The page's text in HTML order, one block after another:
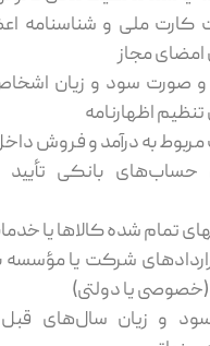
کارت ملی و شناسنامه
مجاز
و صورت سود و زیان
اظهارنامه
مربوط به درآمد و فروش
بانکی
تمام ‌شده کالاها یا
شرکت یا
یا دولتی)
سود و زیان سال‌های